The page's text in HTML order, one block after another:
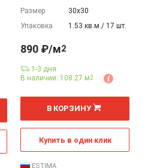
Размер
30х30
Упаковка
1.53 кв.м./ 17 шт.
890 ₽/м2
1-3 дня
В наличии: 108.27 м2
м
В КОРЗИНУ
Купить в один клик
ESTIMA